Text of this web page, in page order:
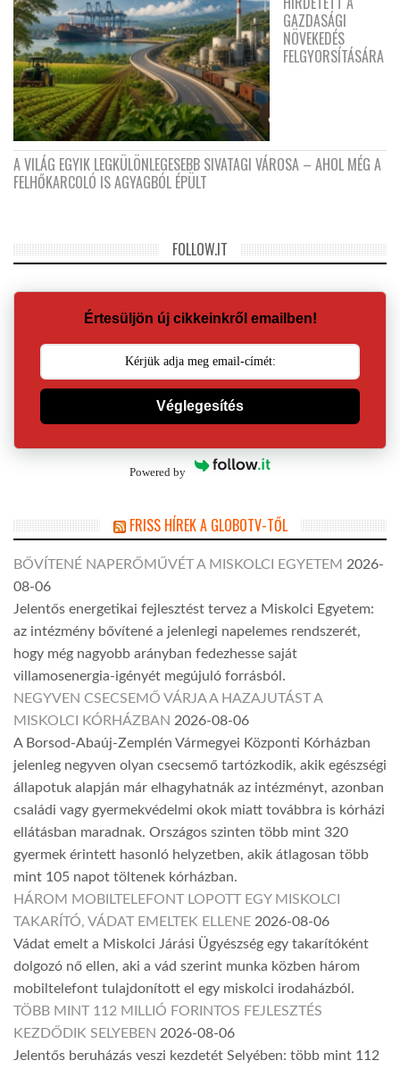
GAZDASÁGI
NÖVEKEDÉS
FELGYORSÍTÁSÁRA
A VILÁG EGYIK LEGKÜLÖNLEGESEBB SIVATAGI VÁROSA – AHOL MÉG A
FELHŐKARCOLÓ IS AGYAGBÓL ÉPÜLT
FOLLOW.IT
Értesüljön új cikkeinkről emailben!
Véglegesítés
Powered by
FRISS HÍREK A GLOBOTV-TŐL
BŐVÍTENÉ NAPERŐMŰVÉT A MISKOLCI EGYETEM 2026-
08-06
Jelentős energetikai fejlesztést tervez a Miskolci Egyetem:
az intézmény bővítené a jelenlegi napelemes rendszerét,
hogy még nagyobb arányban fedezhesse saját
villamosenergia-igényét megújuló forrásból.
NEGYVEN CSECSEMŐ VÁRJA A HAZAJUTÁST A
MISKOLCI KÓRHÁZBAN 2026-08-06
A Borsod-Abaúj-Zemplén Vármegyei Központi Kórházban
jelenleg negyven olyan csecsemő tartózkodik, akik egészségi
állapotuk alapján már elhagyhatnák az intézményt, azonban
családi vagy gyermekvédelmi okok miatt továbbra is kórházi
ellátásban maradnak. Országos szinten több mint 320
gyermek érintett hasonló helyzetben, akik átlagosan több
mint 105 napot töltenek kórházban.
HÁROM MOBILTELEFONT LOPOTT EGY MISKOLCI
TAKARÍTÓ, VÁDAT EMELTEK ELLENE 2026-08-06
Vádat emelt a Miskolci Járási Ügyészség egy takarítóként
dolgozó nő ellen, aki a vád szerint munka közben három
mobiltelefont tulajdonított el egy miskolci irodaházból.
TÖBB MINT 112 MILLIÓ FORINTOS FEJLESZTÉS
KEZDŐDIK SELYEBEN 2026-08-06
Jelentős beruházás veszi kezdetét Selyében: több mint 112